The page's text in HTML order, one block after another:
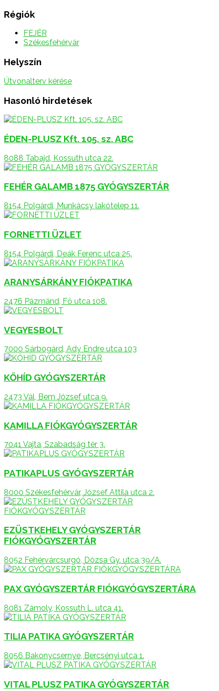
Régiók
FEJÉR
Székesfehérvár
Helyszín
Útvonalterv kérése
Hasonló hirdetések
ÉDEN-PLUSZ Kft. 105. sz. ABC
8088 Tabajd, Kossuth utca 22.
FEHÉR GALAMB 1875 GYÓGYSZERTÁR
8154 Polgárdi, Munkácsy lakótelep 11.
FORNETTI ÜZLET
8154 Polgárdi, Deák Ferenc utca 25.
ARANYSÁRKÁNY FIÓKPATIKA
2476 Pázmánd, Fő utca 108.
VEGYESBOLT
7000 Sárbogárd, Ady Endre utca 103
KŐHÍD GYÓGYSZERTÁR
2473 Vál, Bem József utca 9.
KAMILLA FIÓKGYÓGYSZERTÁR
7041 Vajta, Szabadság tér 3.
PATIKAPLUS GYÓGYSZERTÁR
8000 Székesfehérvár, József Attila utca 2.
EZÜSTKEHELY GYÓGYSZERTÁR
FIÓKGYÓGYSZERTÁR
8052 Fehérvárcsurgó, Dózsa Gy. utca 39/A.
PAX GYÓGYSZERTÁR FIÓKGYÓGYSZERTÁRA
8081 Zámoly, Kossuth L. utca 41.
TILIA PATIKA GYÓGYSZERTÁR
8056 Bakonycsernye, Bercsényi utca 1.
VITAL PLUSZ PATIKA GYÓGYSZERTÁR